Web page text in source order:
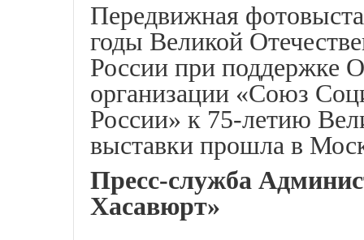
Передвижная
годы Великой
России при поддержке
организации «Союз
России» к 75-летию
выставки прошла в
Пресс-служба
Хасавюрт»